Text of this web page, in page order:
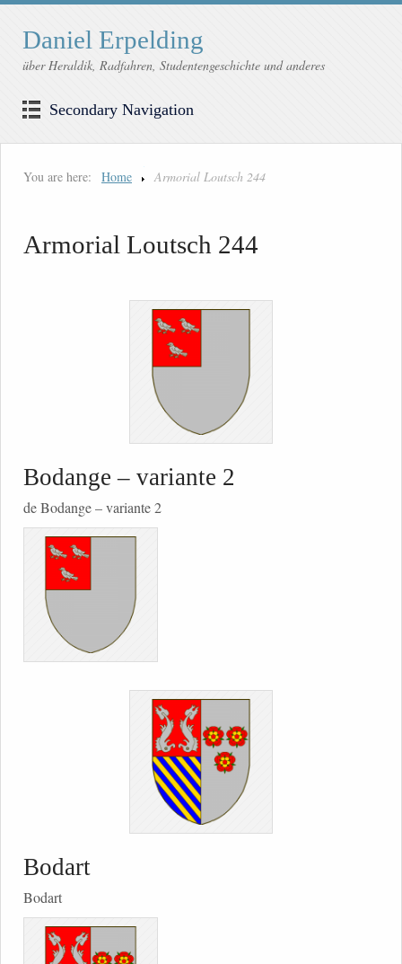
Daniel Erpelding
über Heraldik, Radfahren, Studentengeschichte und anderes
Secondary Navigation
You are here: Home Armorial Loutsch 244
Armorial Loutsch 244
Bodange – variante 2
de Bodange – variante 2
Bodart
Bodart